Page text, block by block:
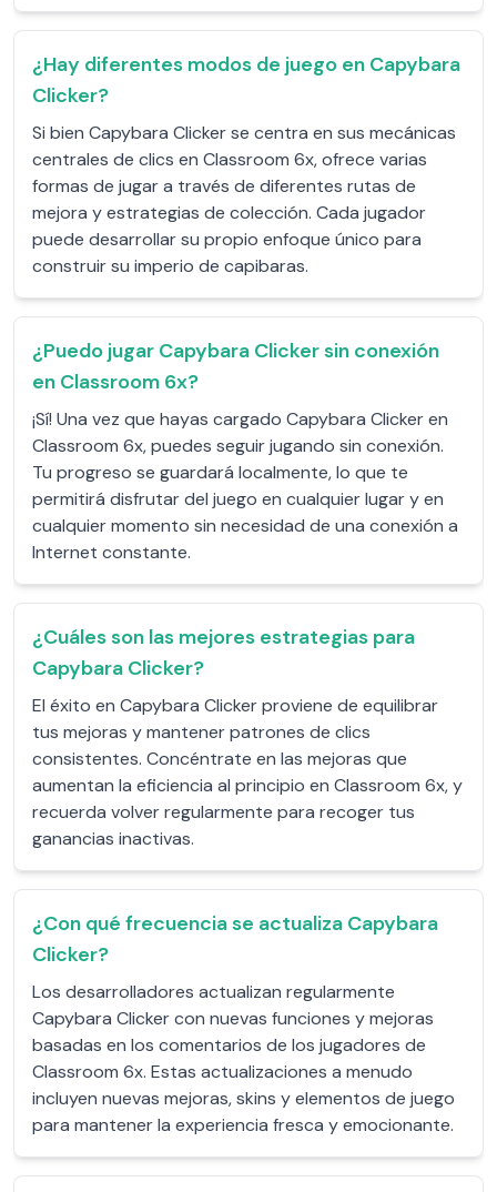
¿Hay diferentes modos de juego en Capybara
Clicker?
Si bien Capybara Clicker se centra en sus mecánicas
centrales de clics en Classroom 6x, ofrece varias
formas de jugar a través de diferentes rutas de
mejora y estrategias de colección. Cada jugador
puede desarrollar su propio enfoque único para
construir su imperio de capibaras.
¿Puedo jugar Capybara Clicker sin conexión
en Classroom 6x?
¡Sí! Una vez que hayas cargado Capybara Clicker en
Classroom 6x, puedes seguir jugando sin conexión.
Tu progreso se guardará localmente, lo que te
permitirá disfrutar del juego en cualquier lugar y en
cualquier momento sin necesidad de una conexión a
Internet constante.
¿Cuáles son las mejores estrategias para
Capybara Clicker?
El éxito en Capybara Clicker proviene de equilibrar
tus mejoras y mantener patrones de clics
consistentes. Concéntrate en las mejoras que
aumentan la eficiencia al principio en Classroom 6x, y
recuerda volver regularmente para recoger tus
ganancias inactivas.
¿Con qué frecuencia se actualiza Capybara
Clicker?
Los desarrolladores actualizan regularmente
Capybara Clicker con nuevas funciones y mejoras
basadas en los comentarios de los jugadores de
Classroom 6x. Estas actualizaciones a menudo
incluyen nuevas mejoras, skins y elementos de juego
para mantener la experiencia fresca y emocionante.